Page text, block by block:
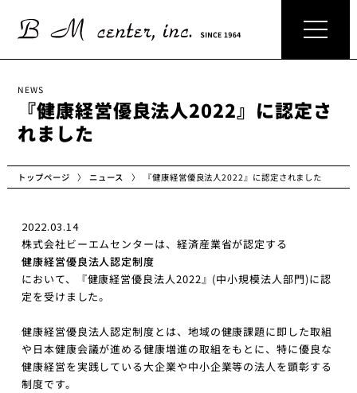
NEWS
『健康経営優良法人2022』に認定さ
れました
トップページ ニュース 『健康経営優良法人2022』に認定されました
2022.03.14
株式会社ビーエムセンターは、経済産業省が認定する
健康経営優良法人認定制度
において、『健康経営優良法人2022』(中小規模法人部門)に認
定を受けました。
健康経営優良法人認定制度とは、地域の健康課題に即した取組
や日本健康会議が進める健康増進の取組をもとに、特に優良な
健康経営を実践している大企業や中小企業等の法人を顕彰する
制度です。